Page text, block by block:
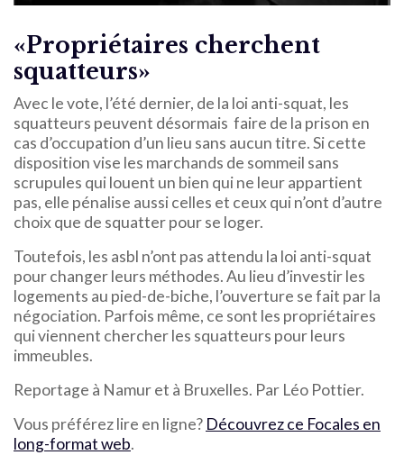
«Propriétaires cherchent
squatteurs»
Avec le vote, l’été dernier, de la loi anti-squat, les
squatteurs peuvent désormais faire de la prison en
cas d’occupation d’un lieu sans aucun titre. Si cette
disposition vise les marchands de sommeil sans
scrupules qui louent un bien qui ne leur appartient
pas, elle pénalise aussi celles et ceux qui n’ont d’autre
choix que de squatter pour se loger.
Toutefois, les asbl n’ont pas attendu la loi anti-squat
pour changer leurs méthodes. Au lieu d’investir les
logements au pied-de-biche, l’ouverture se fait par la
négociation. Parfois même, ce sont les propriétaires
qui viennent chercher les squatteurs pour leurs
immeubles.
Reportage à Namur et à Bruxelles. Par Léo Pottier.
Vous préférez lire en ligne? Découvrez ce Focales en
long-format web.